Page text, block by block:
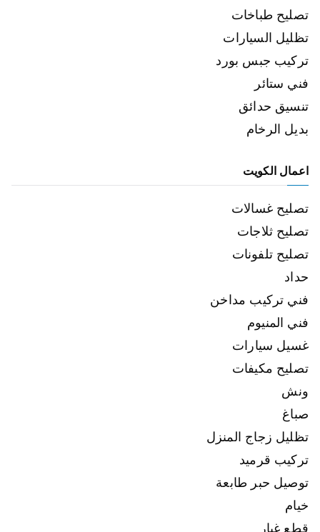
تصليح طباخات
تظليل السيارات
تركيب جبس بورد
فني ستائر
تنسيق حدائق
بديل الرخام
اعمال الكويت
تصليح غسالات
تصليح ثلاجات
تصليح تلفونات
حداد
فني تركيب مداخن
فني المنيوم
غسيل سيارات
تصليح مكيفات
ونش
صباغ
تظليل زجاج المنزل
تركيب قرميد
توصيل حبر طابعة
خيام
قطع غيار